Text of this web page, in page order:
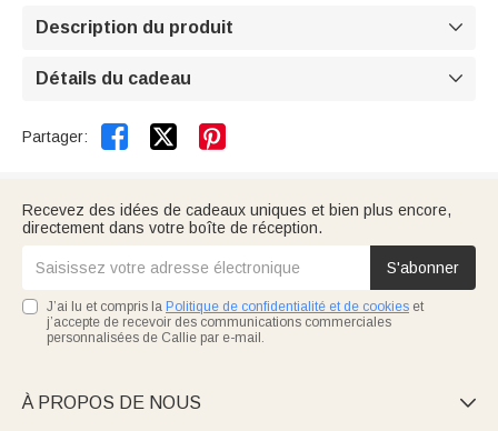
Description du produit 
Détails du cadeau 
Partager:  
Recevez des idées de cadeaux uniques et bien plus encore,
directement dans votre boîte de réception.
S'abonner
J’ai lu et compris la Politique de confidentialité et de cookies et
j’accepte de recevoir des communications commerciales
personnalisées de Callie par e-mail.
À PROPOS DE NOUS 